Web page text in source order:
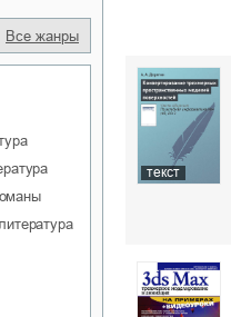
Все жанры
текст